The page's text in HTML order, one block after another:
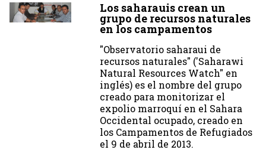
Los saharauis crean un
grupo de recursos naturales
en los campamentos
"Observatorio saharaui de
recursos naturales" ('Saharawi
Natural Resources Watch" en
inglés) es el nombre del grupo
creado para monitorizar el
expolio marroquí en el Sahara
Occidental ocupado, creado en
los Campamentos de Refugiados
el 9 de abril de 2013.